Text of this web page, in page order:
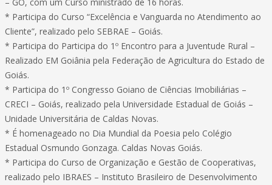
* Participa do Curso “Excelência e Vanguarda no Atendimento ao
Cliente”, realizado pelo SEBRAE – Goiás.
* Participa do Participa do 1º Encontro para a Juventude Rural –
Realizado EM Goiânia pela Federação de Agricultura do Estado de
Goiás.
* Participa do 1º Congresso Goiano de Ciências Imobiliárias –
CRECI – Goiás, realizado pela Universidade Estadual de Goiás –
Unidade Universitária de Caldas Novas.
* É homenageado no Dia Mundial da Poesia pelo Colégio
Estadual Osmundo Gonzaga. Caldas Novas Goiás.
* Participa do Curso de Organização e Gestão de Cooperativas,
realizado pelo IBRAES – Instituto Brasileiro de Desenvolvimento